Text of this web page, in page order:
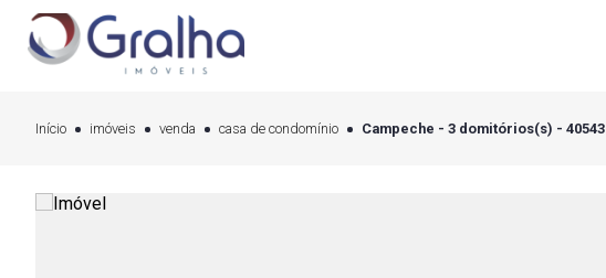
Início imóveis venda casa de condomínio Campeche - 3 domitórios(s) - 40543